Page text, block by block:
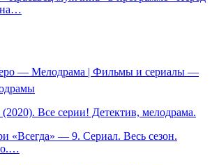
на…
— Мелодрама | Фильмы и сериалы —
Все серии! Детектив, мелодрама.
«Всегда» — 9. Сериал. Весь сезон.